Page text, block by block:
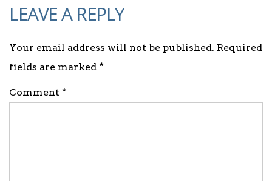
LEAVE A REPLY
Your email address will not be published. Required
fields are marked *
Comment *